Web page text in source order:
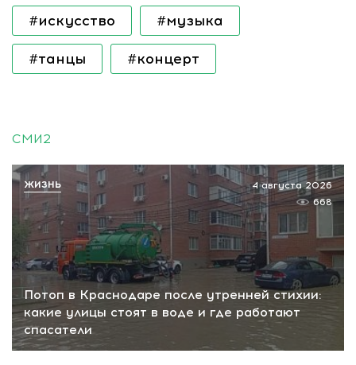
#искусство #музыка
#танцы #концерт
СМИ2
Потоп в Краснодаре после утренней стихии:
какие улицы стоят в воде и где работают
спасатели
4 августа 2026
668
ЖИЗНЬ